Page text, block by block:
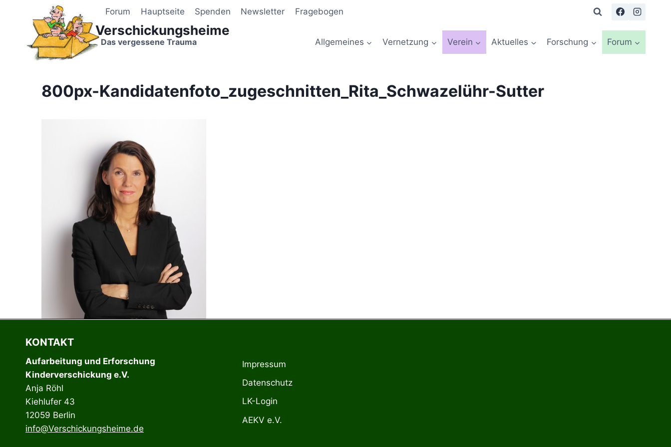
Forum Hauptseite Spenden Newsletter Fragebogen
Verschickungsheime
Das vergessene Trauma Allgemeines Vernetzung Verein Aktuelles Forschung Forum
800px-Kandidatenfoto_zugeschnitten_Rita_Schwazelühr-Sutter
KONTAKT
Aufarbeitung und Erforschung
Kinderverschickung e.V.
Anja Röhl
Kiehlufer 43
12059 Berlin
info@Verschickungsheime.de
Impressum
Datenschutz
LK-Login
AEKV e.V.